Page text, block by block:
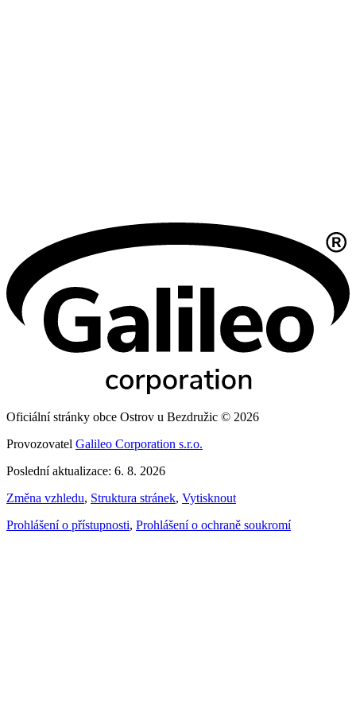
Oficiální stránky obce Ostrov u Bezdružic © 2026
Provozovatel Galileo Corporation s.r.o.
Poslední aktualizace: 6. 8. 2026
Změna vzhledu, Struktura stránek, Vytisknout
Prohlášení o přístupnosti, Prohlášení o ochraně soukromí